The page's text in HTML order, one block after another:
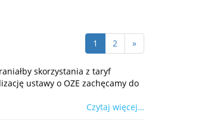
1 2 »
skorzystania z taryf
ustawy o OZE zachęcamy do
Czytaj więcej…